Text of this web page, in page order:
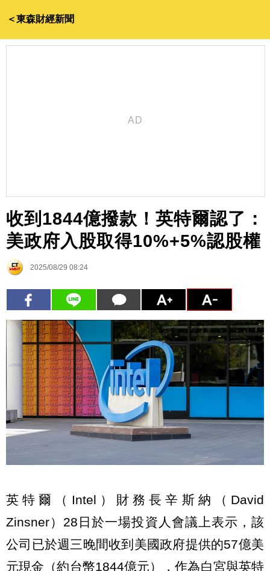
＜東森財經新聞
收到1844億撥款！英特爾認了：
美政府入股取得10%+5%認股權
2025/08/29 08:24
英特爾（Intel）財務長辛斯納（David
Zinsner）28日於一場投資人會議上表示，該
公司已於週三晚間收到美國政府提供的57億美
元現金（約台幣1844億元），作為白宮與英特